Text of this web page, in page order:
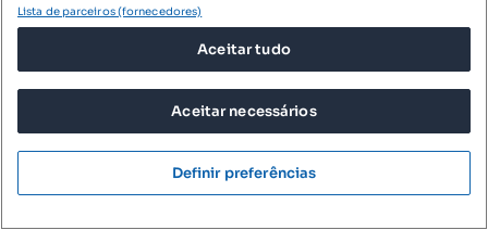
4732,27 €/m²
Domus Residence - Portimão T2 / T3
Portimão, Portimão, Faro
Tipologia
Preço por metro quadrado
PREDIMED IMOBILÍARIA
Lista de parceiros (fornecedores)
Aceitar tudo
Aceitar necessários
Definir preferências